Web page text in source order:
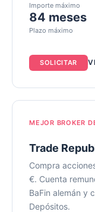
Importe máximo
84 meses
Plazo máximo
SOLICITAR
MEJOR BROKER
Trade
Compra
€. Cuenta
BaFin alemán y
Depósitos.